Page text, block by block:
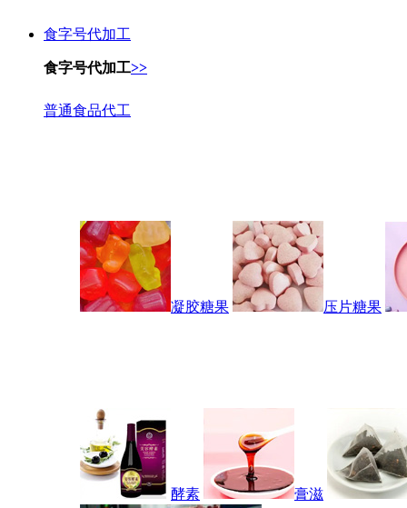
食字号代加工
食字号代加工>>
普通食品代工
凝胶糖果 压片糖果
酵素 膏滋